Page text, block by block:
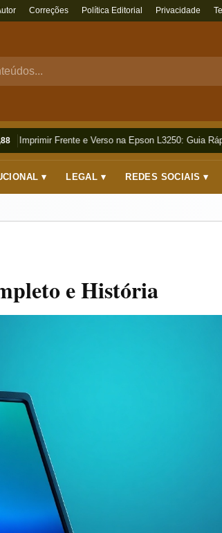
Correções Política Editorial Privacidade
Imprimir Frente e Verso na Epson L3250: Guia
▾ LEGAL ▾ REDES SOCIAIS ▾
e História